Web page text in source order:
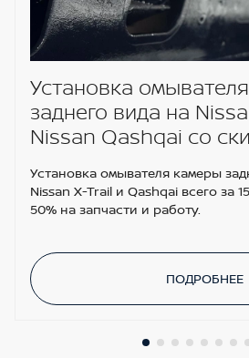
Установка
заднего вида на
Nissan Qashqai со
Установка омывателя камеры
Nissan X-Trail и Qashqai всего за
50% на запчасти и работу.
ПОДРОБНЕЕ